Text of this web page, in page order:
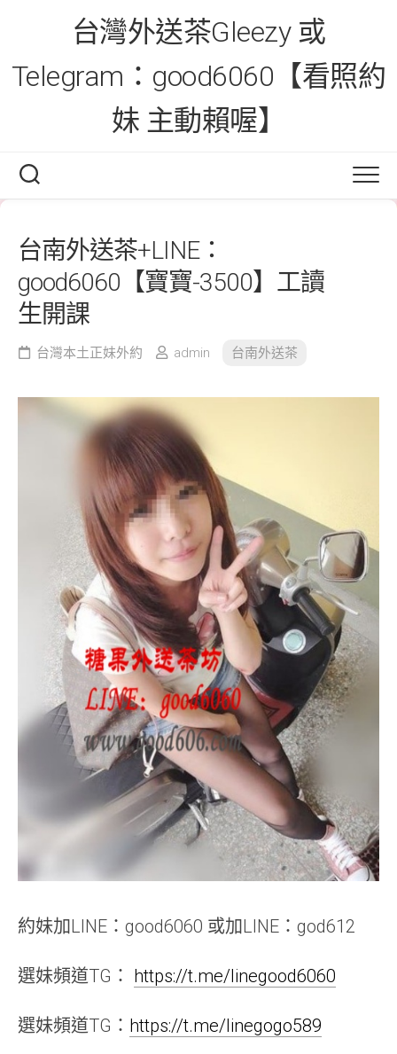
台灣外送茶Gleezy 或
Telegram：good6060【看照約
妹 主動賴喔】
台南外送茶+LINE：
good6060【寶寶-3500】工讀
生開課
台灣本土正妹外約 admin 台南外送茶
約妹加LINE：good6060 或加LINE：god612
選妹頻道TG： https://t.me/linegood6060
選妹頻道TG： https://t.me/linegogo589